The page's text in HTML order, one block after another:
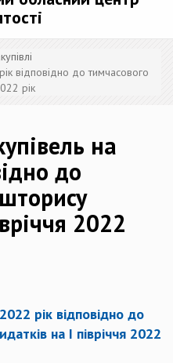
відповідно до тимчасового
рік
на
до
2022
рік відповідно до
на І півріччя 2022